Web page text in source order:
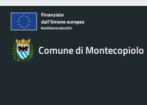
Comune di Montecopiolo